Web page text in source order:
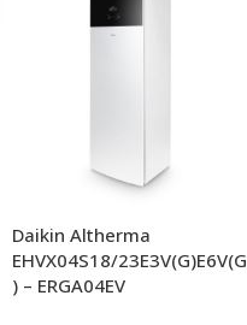
Daikin Altherma
EHVX04S18/23E3V(G)E6V(G
) – ERGA04EV